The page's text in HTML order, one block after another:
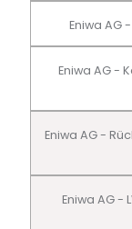
Eniwa AG
Eniwa AG -
Eniwa AG -
Eniwa AG -